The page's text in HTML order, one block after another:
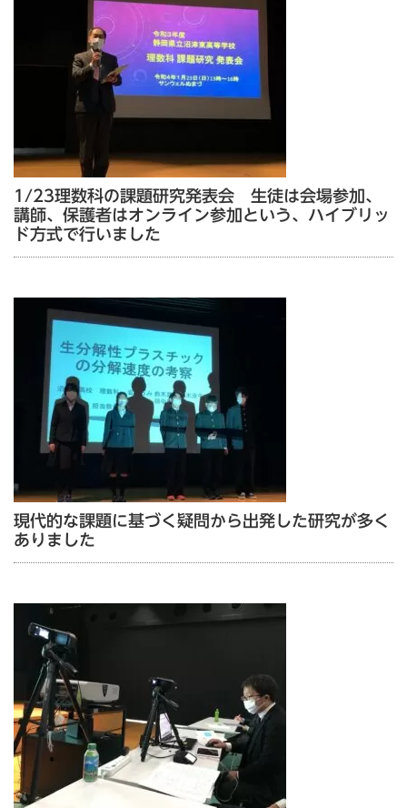
1/23理数科の課題研究発表会 生徒は会場参加、
講師、保護者はオンライン参加という、ハイブリッ
ド方式で行いました
現代的な課題に基づく疑問から出発した研究が多く
ありました